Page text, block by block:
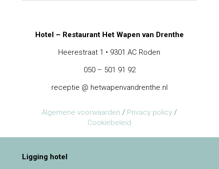
Hotel – Restaurant Het Wapen van Drenthe
Heerestraat 1 • 9301 AC Roden
050 – 501 91 92
receptie @ hetwapenvandrenthe.nl
Algemene voorwaarden / Privacy policy /
Cookiebeleid
Ligging hotel